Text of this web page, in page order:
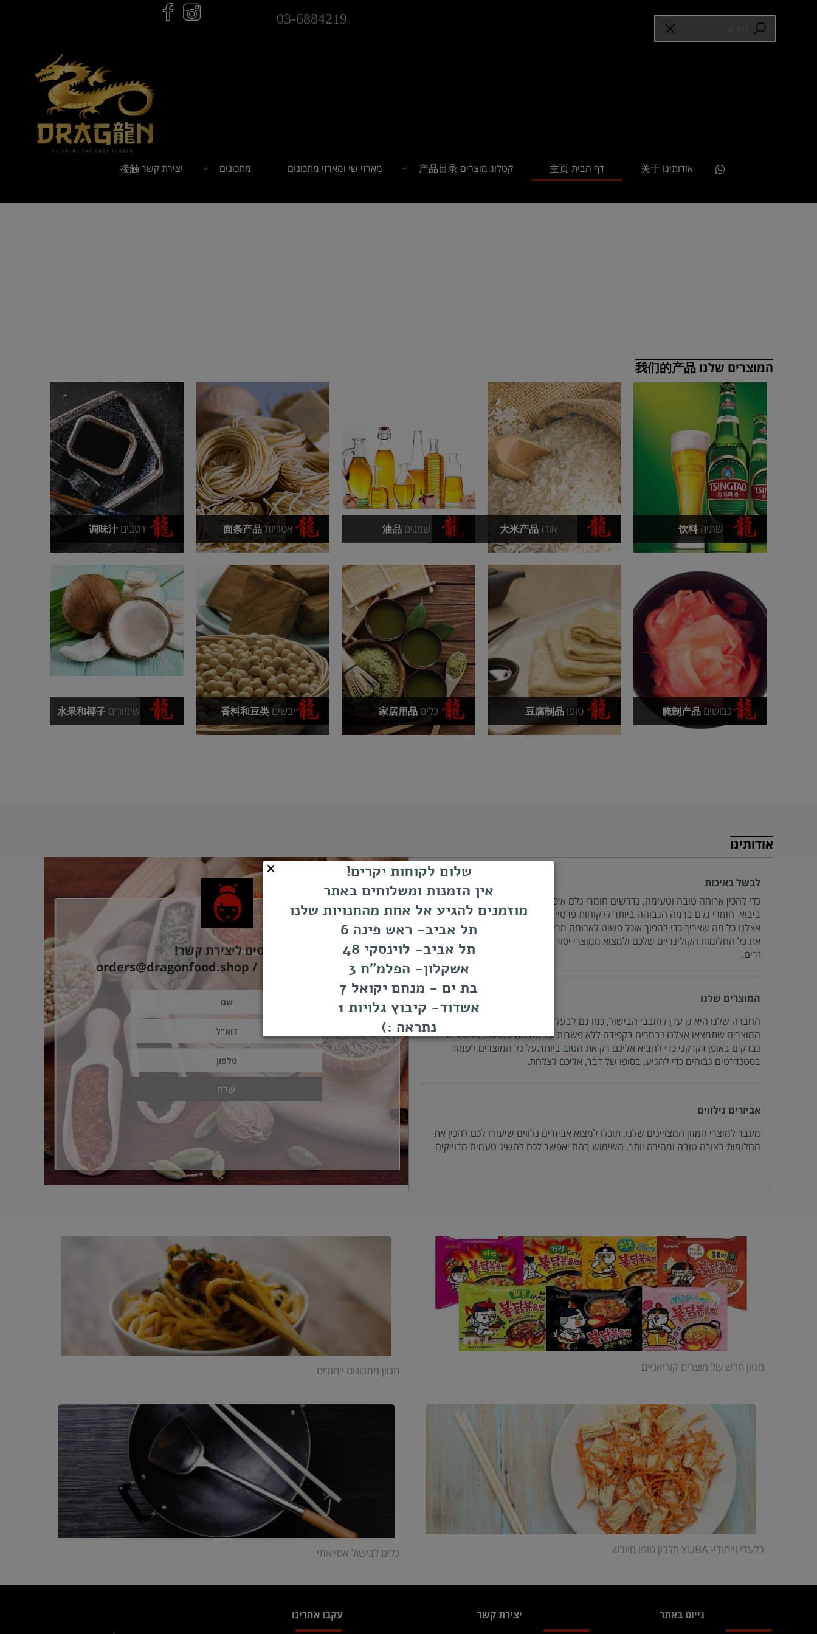
03-6884219
אודותינו 关于 דף הבית 主页 קטלוג מוצרים 产品目录 מארזי שי ומארזי מתכונים מתכונים יצירת קשר 接触
המוצרים שלנו 我们的产品
שתיה 饮料 אורז שמנים 油品 אטריות面条产品 רטבים 调味汁
כבושים 腌制产品 טופו כלים יבשים 香料和豆类 שימורים
אודותינו
לבשל באיכות
כדי להכין ארוחה טובה וטעימה, נדרשים חומרי גלם איכותיים. החברה שלנו מתמחה
ביבוא חומרי גלם ברמה הגבוהה ביותר ללקוחות פרטיים ולסיטונאים כאחד. תוכלו למצוא
אצלנו כל מה שצריך כדי להפוך אוכל פשוט לארוחה מרשימה ועשירה.דרכנו תוכלו להגשים
את כל החלומות הקולינריים שלכם ולמצוא ממוצרי יסוד ועד חומרי גלם ייחודיים ממטבחים
זרים.
המוצרים שלנו
החברה שלנו היא גן עדן לחובבי הבישול, כמו גם לבעלי מסעדות ושפים מקצועיים. כל
המוצרים שתמצאו אצלנו נבחרים בקפידה ללא פשרות על האיכות והטעם. המוצרים
נבדקים באופן דקדקני כדי להביא אליכם רק את הטוב ביותר.על כל המוצרים לעמוד
בסטנדרטים גבוהים כדי להגיע, בסופו של דבר, אליכם לצלחת.
אביזרים נילווים
מעבר למוצרי המזון המצויינים שלנו, תוכלו למצוא אביזרים נלווים שיעזרו לכם להכין את
החלומות בצורה טובה ומהירה יותר. השימוש בהם יאפשר לכם להשיג טעמים מדוייקים
פרטים ליצירת קשר!
/ orders@dragonfood.shop
מגוון חדש של מוצרים קוריאניים מגוון מתכונים ייחודים
בלעדי וייחודי- YUBA חלבון טופו מיובש כלים לבישול אסייאתי
נייוט באתר יצירת קשר עקבו אחרינו
שלום לקוחות יקרים!
אין הזמנות ומשלוחים באתר
מוזמנים להגיע אל אחת מהחנויות שלנו
תל אביב- ראש פינה 6
תל אביב- לוינסקי 48
אשקלון- הפלמ"ח 3
בת ים - מנחם יקואל 7
אשדוד- קיבוץ גלויות 1
נתראה :)